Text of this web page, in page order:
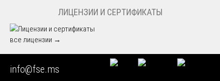
ЛИЦЕНЗИИ И СЕРТИФИКАТЫ
все лицензии →
info@fse.ms